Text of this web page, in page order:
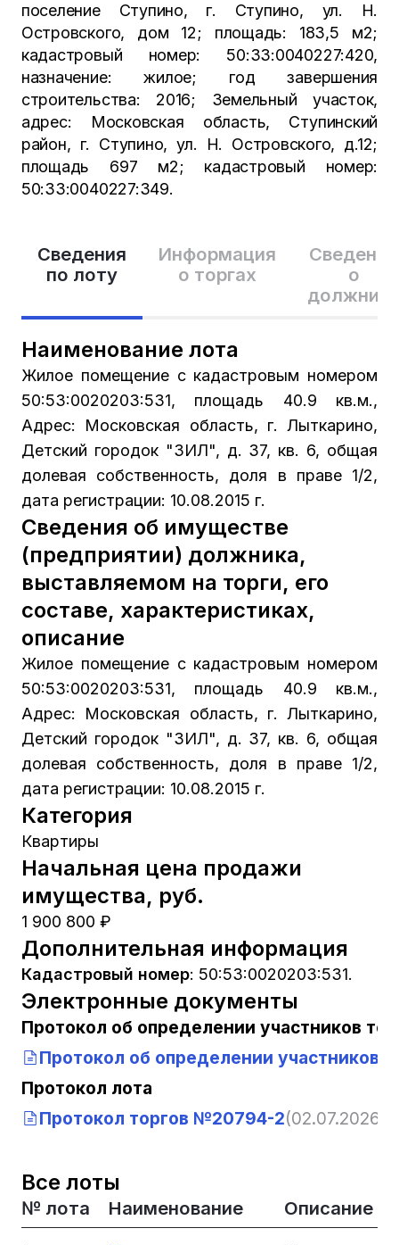
Сведения
по лоту
Информация
о торгах
Сведения
о
Наименование лота
Жилое помещение с кадастровым номером
50:53:0020203:531, площадь 40.9 кв.м.,
Адрес: Московская область, г. Лыткарино,
Детский городок "ЗИЛ", д. 37, кв. 6, общая
долевая собственность, доля в праве 1/2,
дата регистрации: 10.08.2015 г.
Сведения об имуществе
(предприятии) должника,
выставляемом на торги, его
составе, характеристиках,
описание
Жилое помещение с кадастровым номером
50:53:0020203:531, площадь 40.9 кв.м.,
Адрес: Московская область, г. Лыткарино,
Детский городок "ЗИЛ", д. 37, кв. 6, общая
долевая собственность, доля в праве 1/2,
дата регистрации: 10.08.2015 г.
Категория
Квартиры
Начальная цена продажи
имущества, руб.
1 900 800 ₽
Дополнительная информация
Кадастровый номер: 50:53:0020203:531.
Электронные документы
Протокол об определении участников
Протокол об определении участников
Протокол лота
Протокол торгов №20794-2(02.07.2026,
Все лоты
№ лота Наименование Описание
поселение Ступино, г. Ступино, ул. Н.
Островского, дом 12; площадь: 183,5 м2;
кадастровый номер: 50:33:0040227:420,
назначение: жилое; год завершения
строительства: 2016; Земельный участок,
адрес: Московская область, Ступинский
район, г. Ступино, ул. Н. Островского, д.12;
площадь 697 м2; кадастровый номер:
50:33:0040227:349.